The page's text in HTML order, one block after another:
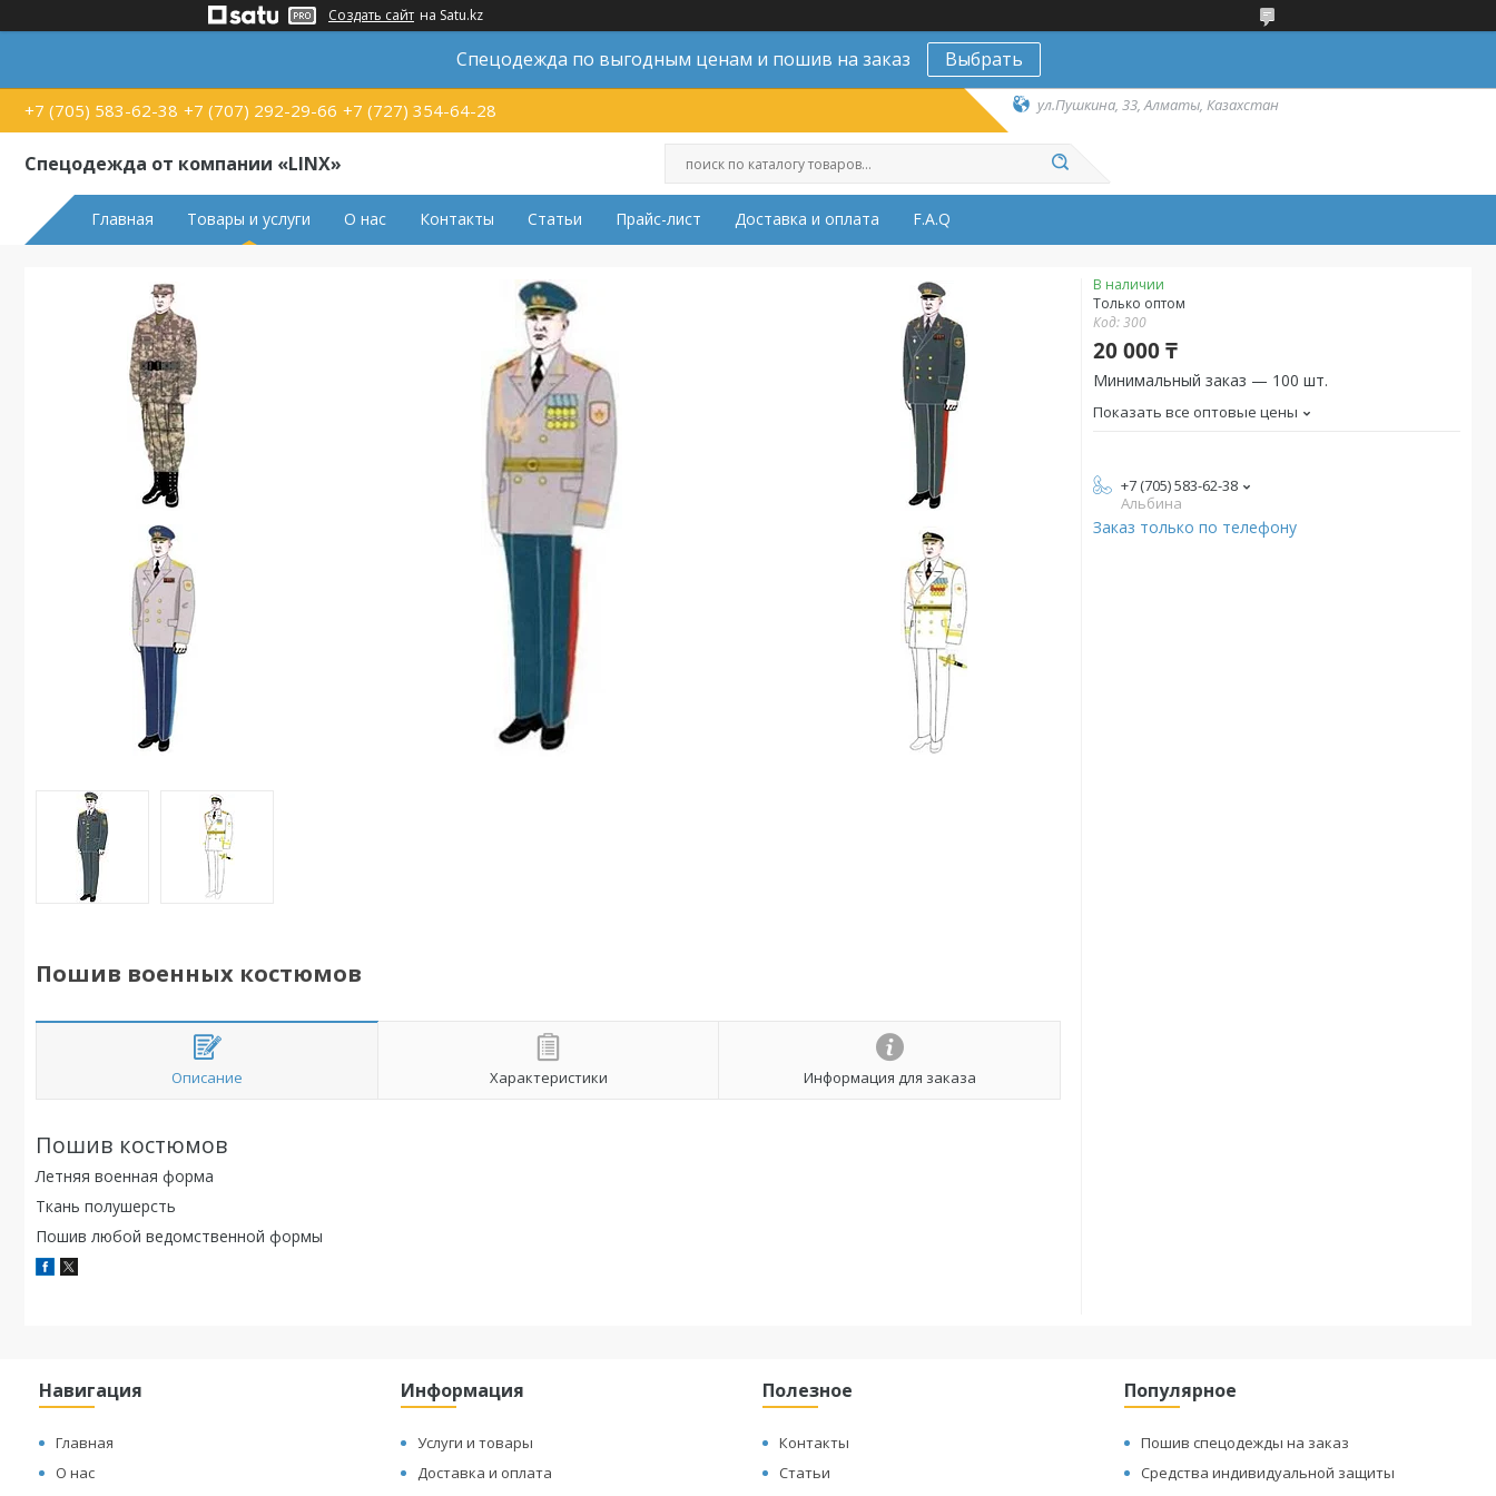
Создать сайт на Satu.kz
Спецодежда по выгодным ценам и пошив на заказ Выбрать
+7 (705) 583-62-38 +7 (707) 292-29-66 +7 (727) 354-64-28 ул.Пушкина, 33, Алматы, Казахстан
Спецодежда от компании «LINX»
Главная Товары и услуги О нас Контакты Статьи Прайс-лист Доставка и оплата F.A.Q
Пошив военных костюмов
Описание Характеристики Информация для заказа
Пошив костюмов
Летняя военная форма
Ткань полушерсть
Пошив любой ведомственной формы
В наличии
Только оптом
Код:300
20 000 ₸
Минимальный заказ — 100 шт.
Показать все оптовые цены
+7 (705) 583-62-38
Альбина
Заказ только по телефону
Навигация
Главная
О нас
Информация
Услуги и товары
Доставка и оплата
Полезное
Контакты
Статьи
Популярное
Пошив спецодежды на заказ
Средства индивидуальной защиты